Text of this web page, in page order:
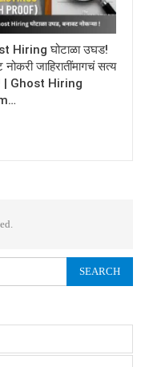
Hiring घोटाळा उघड!
नोकरी जाहिरातींमागचं सत्य
| Ghost Hiring